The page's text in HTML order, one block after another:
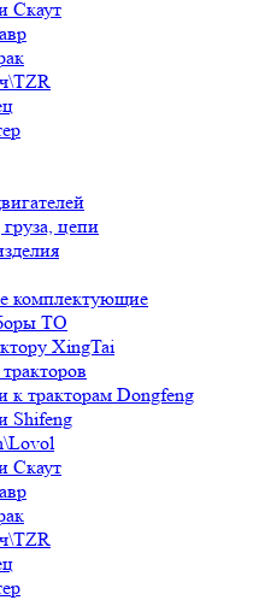
Скаут
цепи
комплектующие
ТО
XingTai
к тракторам Dongfeng
Shifeng
Скаут